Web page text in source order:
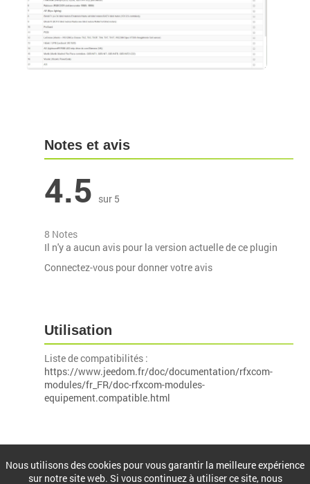
Notes et avis
4.5 sur 5
8 Notes
Il n'y a aucun avis pour la version actuelle de ce plugin
Connectez-vous pour donner votre avis
Utilisation
Liste de compatibilités :
https://www.jeedom.fr/doc/documentation/rfxcom-
modules/fr_FR/doc-rfxcom-modules-
equipement.compatible.html
Nous utilisons des cookies pour vous garantir la meilleure expérience
sur notre site web. Si vous continuez à utiliser ce site, nous